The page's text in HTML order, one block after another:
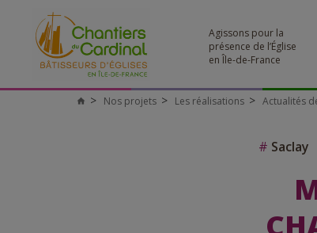
Agissons pour la
présence de l’Église
en Île-de-France
Nos projets Les réalisations Actualités
# Saclay